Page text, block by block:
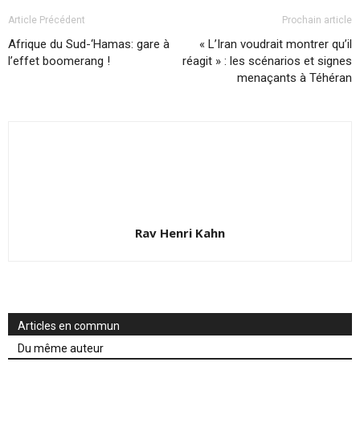
Article Précédent
Afrique du Sud-‘Hamas: gare à
l’effet boomerang !
Prochain article
« L’Iran voudrait montrer qu’il
réagit » : les scénarios et signes
menaçants à Téhéran
Rav Henri Kahn
Articles en commun
Du même auteur